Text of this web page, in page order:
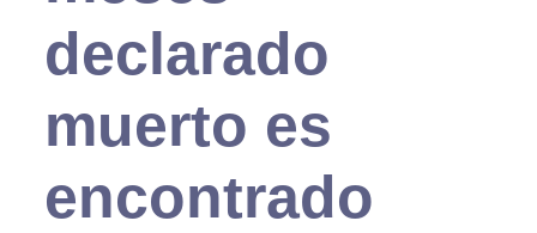
declarado
muerto es
encontrado